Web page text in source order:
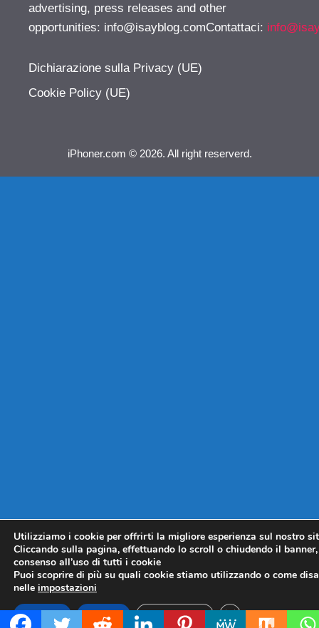
advertising, press releases and other
opportunities: info@isayblog.comContattaci:
Dichiarazione sulla Privacy (UE)
Cookie Policy (UE)
iPhoner.com © 2026. All right reserverd.
Utilizziamo i cookie per offrirti la migliore esperienza sul nostro
Cliccando sulla pagina, effettuando lo scroll o chiudendo il
consenso all’uso di tutti i cookie
Puoi scoprire di più su quali cookie stiamo utilizzando o come
nelle impostazioni
Accetta Rifiuta Impostazioni CLOSE GDPR